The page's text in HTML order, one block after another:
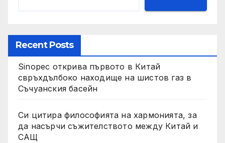
Recent Posts
Sinopec открива първото в Китай
свръхдълбоко находище на шистов газ в
Съчуанския басейн
Си цитира философията на хармонията, за
да насърчи съжителството между Китай и
САЩ